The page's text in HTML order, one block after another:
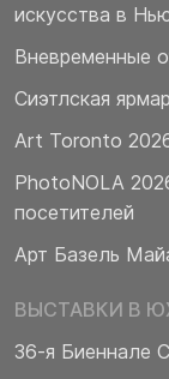
искусства в
Вневременные
Сиэтлская
Art Toronto
PhotoNOLA
посетителей
Арт Базель
ВЫСТАВКИ В
36-я Биеннале